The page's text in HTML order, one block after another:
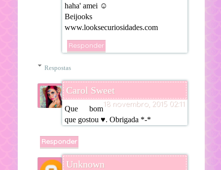
haha' amei ☺
Beijooks
www.looksecuriosidades.com
Responder
Respostas
Carol Sweet
18 novembro, 2015 02:11
Que bom
que gostou ♥. Obrigada *-*
Responder
Unknown